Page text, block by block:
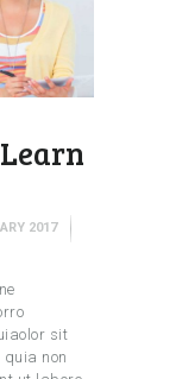
2017
sit
non